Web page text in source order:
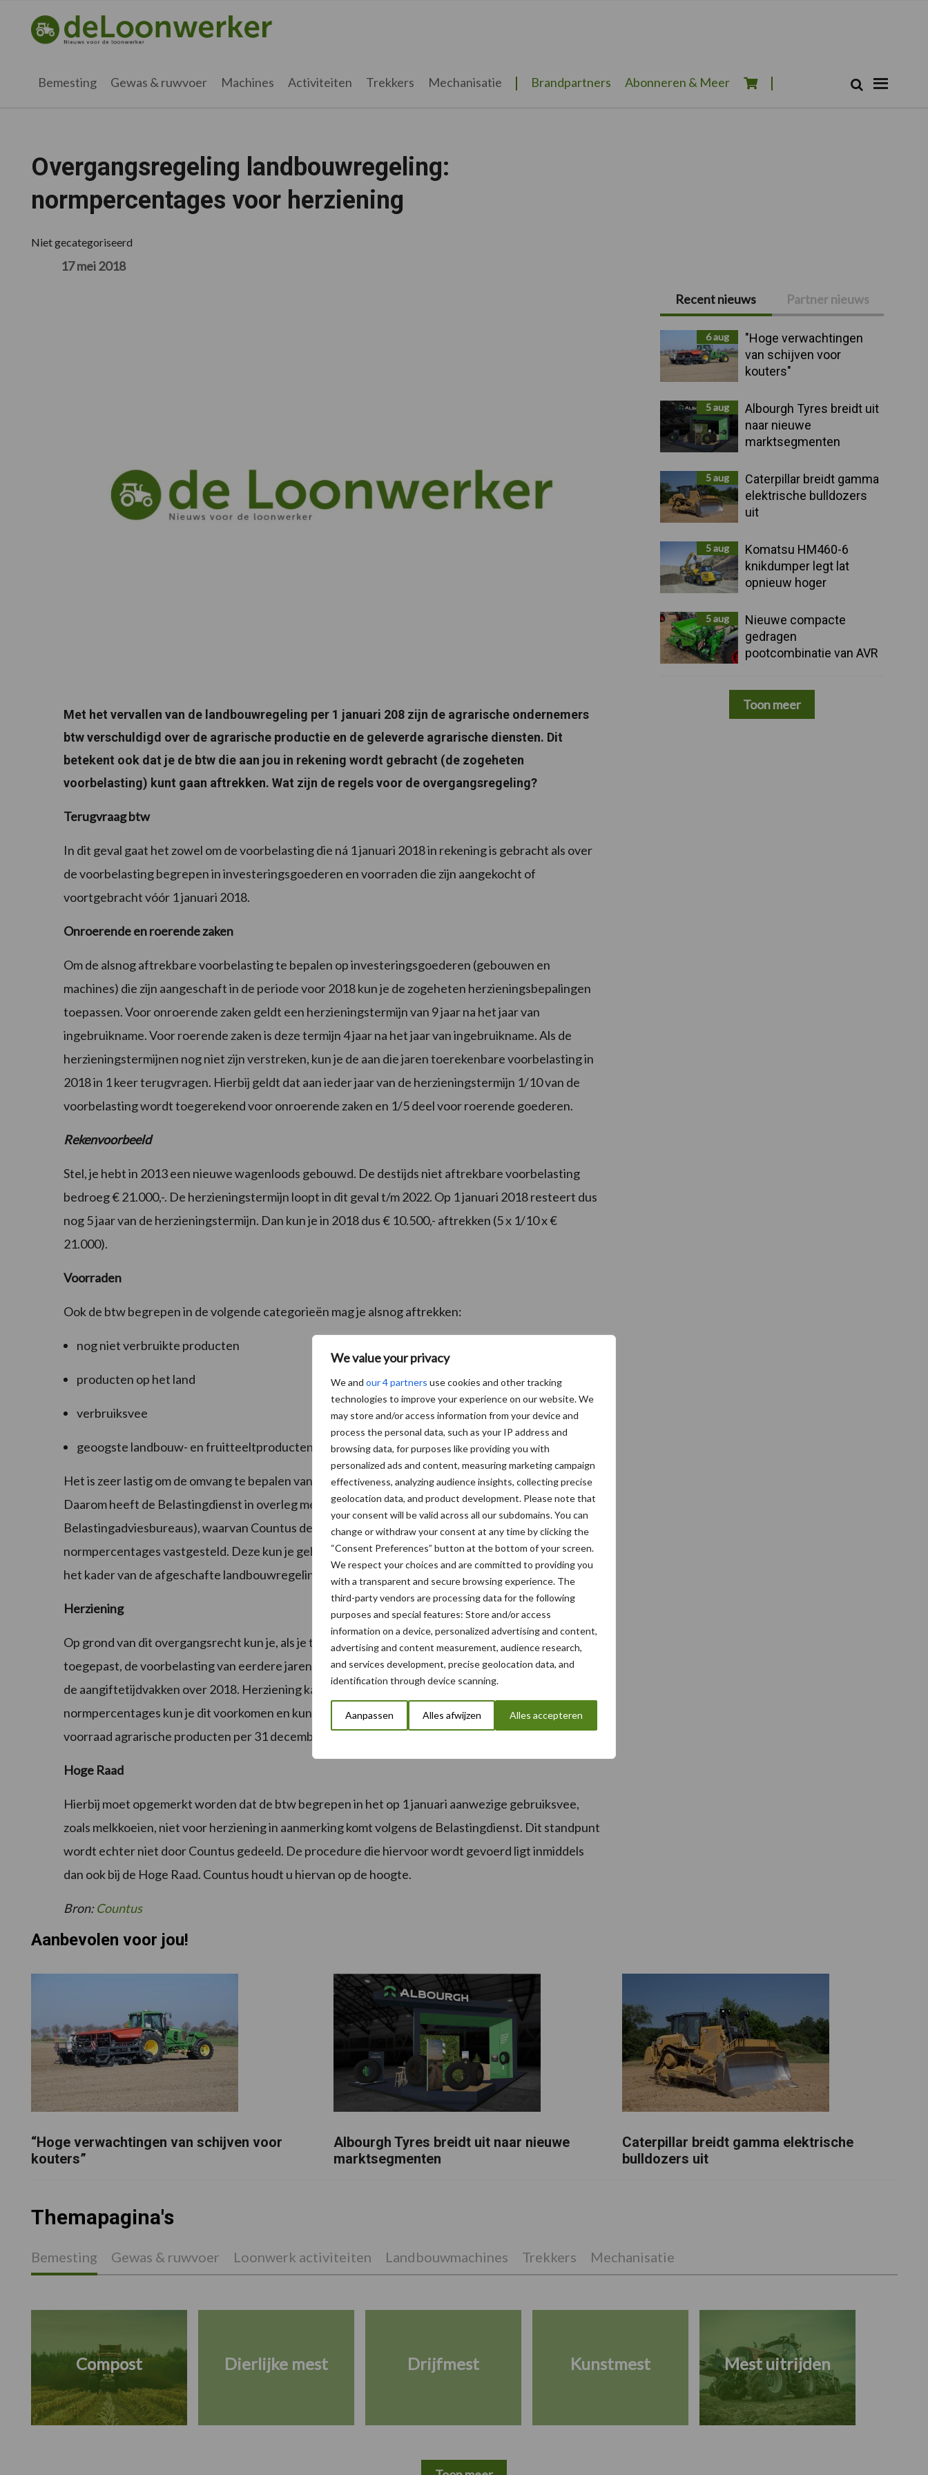
We value your privacy
We and our 4 partners use cookies and other tracking
technologies to improve your experience on our website. We
may store and/or access information from your device and
process the personal data, such as your IP address and
browsing data, for purposes like providing you with
personalized ads and content, measuring marketing campaign
effectiveness, analyzing audience insights, collecting precise
geolocation data, and product development. Please note that
your consent will be valid across all our subdomains. You can
change or withdraw your consent at any time by clicking the
“Consent Preferences” button at the bottom of your screen.
We respect your choices and are committed to providing you
with a transparent and secure browsing experience. The
third-party vendors are processing data for the following
purposes and special features: Store and/or access
information on a device, personalized advertising and content,
advertising and content measurement, audience research,
and services development, precise geolocation data, and
identification through device scanning.
Aanpassen Alles afwijzen Alles accepteren
hoofdnavigatie
hoofd
eerste
voettekst
deloonwerker.nl
Bemesting Gewas & ruwvoer Machines Activiteiten Trekkers Mechanisatie Brandpartners Abonneren & Meer Zoek
Overgangsregeling landbouwregeling:
normpercentages voor herziening
Niet gecategoriseerd
17 mei 2018
Met het vervallen van de landbouwregeling per 1 januari 208 zijn de agrarische ondernemers
btw verschuldigd over de agrarische productie en de geleverde agrarische diensten. Dit
betekent ook dat je de btw die aan jou in rekening wordt gebracht (de zogeheten
voorbelasting) kunt gaan aftrekken. Wat zijn de regels voor de overgangsregeling?
Terugvraag btw
In dit geval gaat het zowel om de voorbelasting die ná 1 januari 2018 in rekening is gebracht als over
de voorbelasting begrepen in investeringsgoederen en voorraden die zijn aangekocht of
voortgebracht vóór 1 januari 2018.
Onroerende en roerende zaken
Om de alsnog aftrekbare voorbelasting te bepalen op investeringsgoederen (gebouwen en
machines) die zijn aangeschaft in de periode voor 2018 kun je de zogeheten herzieningsbepalingen
toepassen. Voor onroerende zaken geldt een herzieningstermijn van 9 jaar na het jaar van
ingebruikname. Voor roerende zaken is deze termijn 4 jaar na het jaar van ingebruikname. Als de
herzieningstermijnen nog niet zijn verstreken, kun je de aan die jaren toerekenbare voorbelasting in
2018 in 1 keer terugvragen. Hierbij geldt dat aan ieder jaar van de herzieningstermijn 1/10 van de
voorbelasting wordt toegerekend voor onroerende zaken en 1/5 deel voor roerende goederen.
Rekenvoorbeeld
Stel, je hebt in 2013 een nieuwe wagenloods gebouwd. De destijds niet aftrekbare voorbelasting
bedroeg € 21.000,-. De herzieningstermijn loopt in dit geval t/m 2022. Op 1 januari 2018 resteert dus
nog 5 jaar van de herzieningstermijn. Dan kun je in 2018 dus € 10.500,- aftrekken (5 x 1/10 x €
21.000).
Voorraden
Ook de btw begrepen in de volgende categorieën mag je alsnog aftrekken:
nog niet verbruikte producten
producten op het land
verbruiksvee
geoogste landbouw- en fruitteeltproducten in opslag
Het is zeer lastig om de omvang te bepalen van de in de waarde van deze goederen begrepen btw.
Daarom heeft de Belastingdienst in overleg met de VLB (Vereniging van Accountants- en
Belastingadviesbureaus), waarvan Countus deel uitmaakt, en LTO Nederland
normpercentages vastgesteld. Deze kun je gebruiken bij de toepassing van het overgangsrecht in
het kader van de afgeschafte landbouwregeling.
Herziening
Op grond van dit overgangsrecht kun je, als je tot 1 januari 2018 de landbouwregeling hebt
toegepast, de voorbelasting van eerdere jaren herzien. Deze herziening mag plaatsvinden in 1 van
de aangiftetijdvakken over 2018. Herziening kan leiden tot complexe berekeningen. Met de
normpercentages kun je dit voorkomen en kun je de voordruk btw over de voorraad dieren en
voorraad agrarische producten per 31 december 2017 van jouw klanten eenvoudig berekenen.
Hoge Raad
Hierbij moet opgemerkt worden dat de btw begrepen in het op 1 januari aanwezige gebruiksvee,
zoals melkkoeien, niet voor herziening in aanmerking komt volgens de Belastingdienst. Dit standpunt
wordt echter niet door Countus gedeeld. De procedure die hiervoor wordt gevoerd ligt inmiddels
dan ook bij de Hoge Raad. Countus houdt u hiervan op de hoogte.
Bron:Countus
Primaire
Sidebar
Recent nieuws Partner nieuws
6 aug
"Hoge verwachtingen
van schijven voor
kouters"
5 aug
Albourgh Tyres breidt uit
naar nieuwe
marktsegmenten
5 aug
Caterpillar breidt gamma
elektrische bulldozers
uit
5 aug
Komatsu HM460-6
knikdumper legt lat
opnieuw hoger
5 aug
Nieuwe compacte
gedragen
pootcombinatie van AVR
Toon meer
Aanbevolen voor jou!
“Hoge verwachtingen van schijven voor
kouters”
Albourgh Tyres breidt uit naar nieuwe
marktsegmenten
Caterpillar breidt gamma elektrische
bulldozers uit
Themapagina's
Bemesting Gewas & ruwvoer Loonwerk activiteiten Landbouwmachines Trekkers Mechanisatie
Compost Dierlijke mest Drijfmest Kunstmest Mest uitrijden